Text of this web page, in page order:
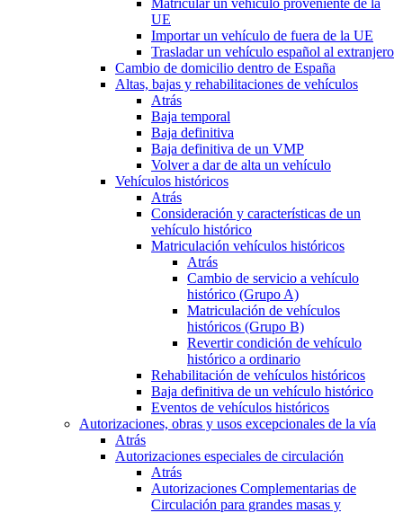
Matricular un vehículo proveniente de la
UE
Importar un vehículo de fuera de la UE
Trasladar un vehículo español al extranjero
Cambio de domicilio dentro de España
Altas, bajas y rehabilitaciones de vehículos
Atrás
Baja temporal
Baja definitiva
Baja definitiva de un VMP
Volver a dar de alta un vehículo
Vehículos históricos
Atrás
Consideración y características de un
vehículo histórico
Matriculación vehículos históricos
Atrás
Cambio de servicio a vehículo
histórico (Grupo A)
Matriculación de vehículos
históricos (Grupo B)
Revertir condición de vehículo
histórico a ordinario
Rehabilitación de vehículos históricos
Baja definitiva de un vehículo histórico
Eventos de vehículos históricos
Autorizaciones, obras y usos excepcionales de la vía
Atrás
Autorizaciones especiales de circulación
Atrás
Autorizaciones Complementarias de
Circulación para grandes masas y